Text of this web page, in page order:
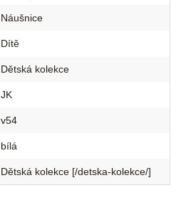
Náušnice
Dítě
Dětská kolekce
JK
v54
bílá
Dětská kolekce [/detska-kolekce/]